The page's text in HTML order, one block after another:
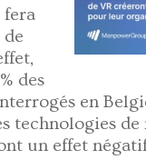
des
en
technologies de
un effet